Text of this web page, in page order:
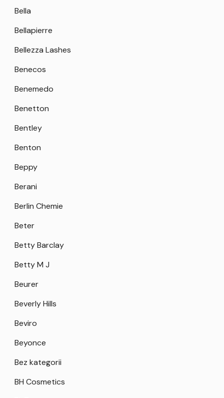
Bella
Bellapierre
Bellezza Lashes
Benecos
Benemedo
Benetton
Bentley
Benton
Beppy
Berani
Berlin Chemie
Beter
Betty Barclay
Betty M J
Beurer
Beverly Hills
Beviro
Beyonce
Bez kategorii
BH Cosmetics